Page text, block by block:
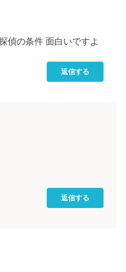
偵の条件 面白いですよ
返信する
返信する